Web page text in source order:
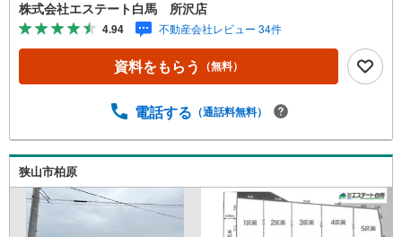
おります。インターネット広告前の物件も多数取り揃えて
おります。お客様のご希望エリアをお申し付けください。
3.自社グループでリフォーム、新築請負所沢店の3階はリフ
ォーム、注文建築部門の相談スペースです。一級建築士を
て、リフォームや注文建築についてご相談頂けます4.年中
～19:00 この時間はお電話でのお問合わせがスムーズです
5.お子様連れでおこしくださいキッズスペース、授乳室、
オムツ替えベッド、アンパンマンジュースをご用意してお
ります。ご見学ご希望の方は、右上の“室内・現地を見学す
る（無料）をボタンからご予約ください。
株式会社エステート白馬 所沢店
4.94 不動産会社レビュー 34件
資料をもらう （無料）
電話する （通話料無料）
狭山市柏原